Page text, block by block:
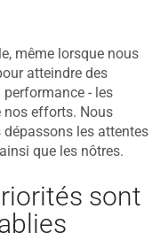
même lorsque nous
atteindre des
- les
nos efforts. Nous
les attentes
que les nôtres.
sont